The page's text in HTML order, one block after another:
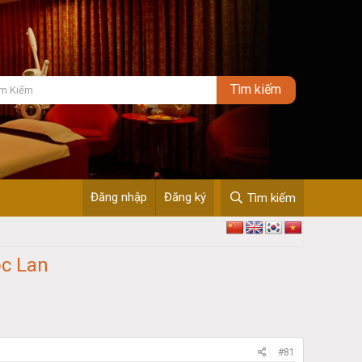
Đăng nhập Đăng ký Tìm kiếm
Lan
#81